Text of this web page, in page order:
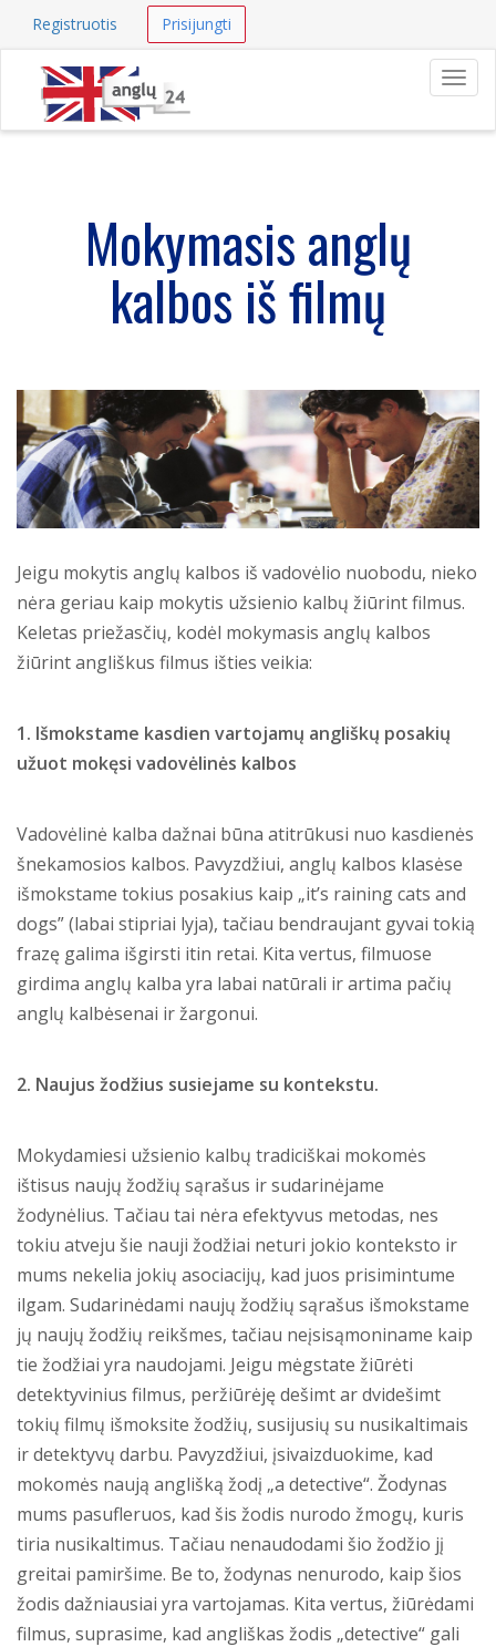
Registruotis Prisijungti
Mokymasis anglų
kalbos iš filmų
Jeigu mokytis anglų kalbos iš vadovėlio nuobodu, nieko
nėra geriau kaip mokytis užsienio kalbų žiūrint filmus.
Keletas priežasčių, kodėl mokymasis anglų kalbos
žiūrint angliškus filmus išties veikia:
1. Išmokstame kasdien vartojamų angliškų posakių
užuot mokęsi vadovėlinės kalbos
Vadovėlinė kalba dažnai būna atitrūkusi nuo kasdienės
šnekamosios kalbos. Pavyzdžiui, anglų kalbos klasėse
išmokstame tokius posakius kaip „it’s raining cats and
dogs” (labai stipriai lyja), tačiau bendraujant gyvai tokią
frazę galima išgirsti itin retai. Kita vertus, filmuose
girdima anglų kalba yra labai natūrali ir artima pačių
anglų kalbėsenai ir žargonui.
2. Naujus žodžius susiejame su kontekstu.
Mokydamiesi užsienio kalbų tradiciškai mokomės
ištisus naujų žodžių sąrašus ir sudarinėjame
žodynėlius. Tačiau tai nėra efektyvus metodas, nes
tokiu atveju šie nauji žodžiai neturi jokio konteksto ir
mums nekelia jokių asociacijų, kad juos prisimintume
ilgam. Sudarinėdami naujų žodžių sąrašus išmokstame
jų naujų žodžių reikšmes, tačiau neįsisąmoniname kaip
tie žodžiai yra naudojami. Jeigu mėgstate žiūrėti
detektyvinius filmus, peržiūrėję dešimt ar dvidešimt
tokių filmų išmoksite žodžių, susijusių su nusikaltimais
ir detektyvų darbu. Pavyzdžiui, įsivaizduokime, kad
mokomės naują anglišką žodį „a detective“. Žodynas
mums pasufleruos, kad šis žodis nurodo žmogų, kuris
tiria nusikaltimus. Tačiau nenaudodami šio žodžio jį
greitai pamiršime. Be to, žodynas nenurodo, kaip šios
žodis dažniausiai yra vartojamas. Kita vertus, žiūrėdami
filmus, suprasime, kad angliškas žodis „detective“ gali